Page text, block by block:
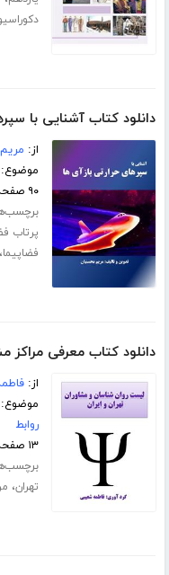
دانلود کتاب آشنایی با
از:
۹۰ صفحه
پرتاب
فضاپیما،
دانلود کتاب معرفی مراکز
از:
روابط
۱۳ صفحه
تهران،